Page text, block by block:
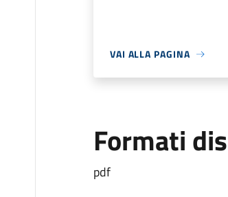
VAI ALLA PAGINA
Formati
pdf